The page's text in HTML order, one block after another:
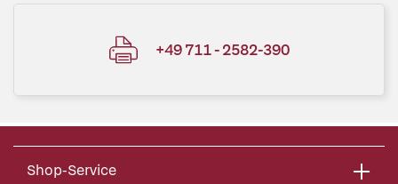
+49 711 - 2582-390
Shop-Service